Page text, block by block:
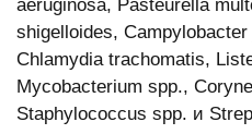
aeruginosa, Pasteurella
shigelloides,
Chlamydia trachomatis,
Mycobacterium spp.,
Staphylococcus spp. и